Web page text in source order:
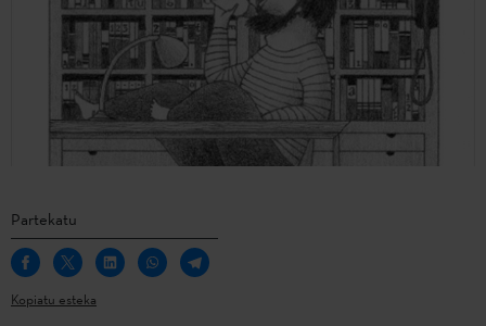
Partekatu
Kopiatu esteka